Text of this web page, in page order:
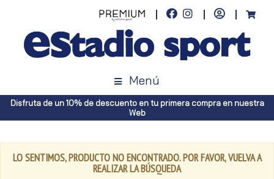
Menú
Disfruta de un 10% de descuento en tu primera compra en nuestra
Web
LO SENTIMOS, PRODUCTO NO ENCONTRADO. POR FAVOR, VUELVA A
REALIZAR LA BÚSQUEDA